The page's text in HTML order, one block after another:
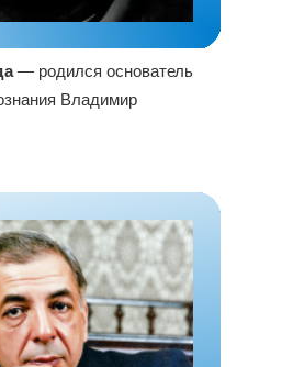
— родился основатель
Владимир